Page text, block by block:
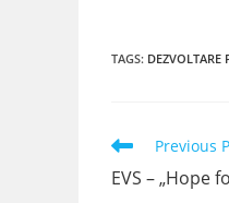
TAGS: DEZVOLTARE
Read
articles
Previous
EVS – „Hope